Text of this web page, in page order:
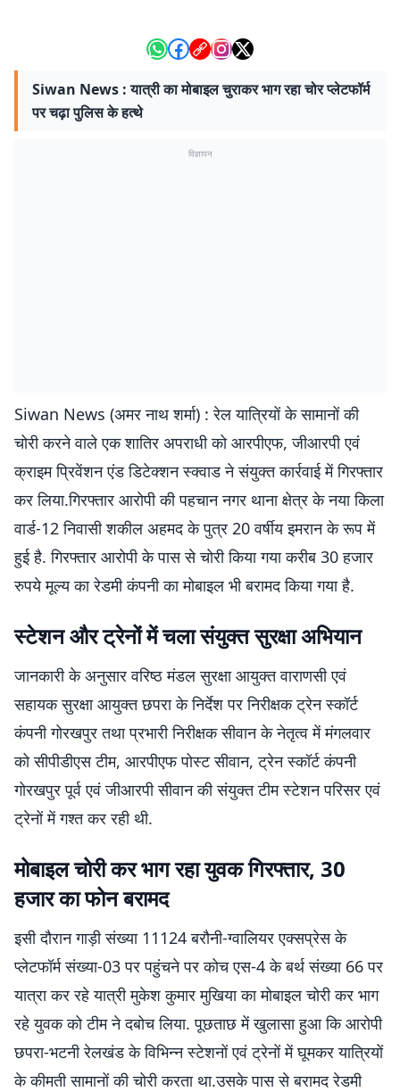
Siwan News : यात्री का मोबाइल चुराकर भाग रहा चोर प्लेटफॉर्म
पर चढ़ा पुलिस के हत्थे
विज्ञापन
Siwan News (अमर नाथ शर्मा) : रेल यात्रियों के सामानों की
चोरी करने वाले एक शातिर अपराधी को आरपीएफ, जीआरपी एवं
क्राइम प्रिवेंशन एंड डिटेक्शन स्क्वाड ने संयुक्त कार्रवाई में गिरफ्तार
कर लिया.गिरफ्तार आरोपी की पहचान नगर थाना क्षेत्र के नया किला
वार्ड-12 निवासी शकील अहमद के पुत्र 20 वर्षीय इमरान के रूप में
हुई है. गिरफ्तार आरोपी के पास से चोरी किया गया करीब 30 हजार
रुपये मूल्य का रेडमी कंपनी का मोबाइल भी बरामद किया गया है.
स्टेशन और ट्रेनों में चला संयुक्त सुरक्षा अभियान
जानकारी के अनुसार वरिष्ठ मंडल सुरक्षा आयुक्त वाराणसी एवं
सहायक सुरक्षा आयुक्त छपरा के निर्देश पर निरीक्षक ट्रेन स्कॉर्ट
कंपनी गोरखपुर तथा प्रभारी निरीक्षक सीवान के नेतृत्व में मंगलवार
को सीपीडीएस टीम, आरपीएफ पोस्ट सीवान, ट्रेन स्कॉर्ट कंपनी
गोरखपुर पूर्व एवं जीआरपी सीवान की संयुक्त टीम स्टेशन परिसर एवं
ट्रेनों में गश्त कर रही थी.
मोबाइल चोरी कर भाग रहा युवक गिरफ्तार, 30
हजार का फोन बरामद
इसी दौरान गाड़ी संख्या 11124 बरौनी-ग्वालियर एक्सप्रेस के
प्लेटफॉर्म संख्या-03 पर पहुंचने पर कोच एस-4 के बर्थ संख्या 66 पर
यात्रा कर रहे यात्री मुकेश कुमार मुखिया का मोबाइल चोरी कर भाग
रहे युवक को टीम ने दबोच लिया. पूछताछ में खुलासा हुआ कि आरोपी
छपरा-भटनी रेलखंड के विभिन्न स्टेशनों एवं ट्रेनों में घूमकर यात्रियों
के कीमती सामानों की चोरी करता था.उसके पास से बरामद रेडमी